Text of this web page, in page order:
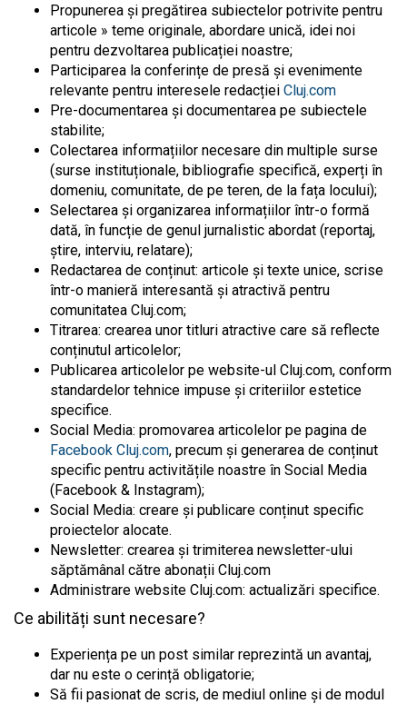
Propunerea și pregătirea subiectelor potrivite pentru
articole » teme originale, abordare unică, idei noi
pentru dezvoltarea publicației noastre;
Participarea la conferințe de presă și evenimente
relevante pentru interesele redacției Cluj.com
Pre-documentarea și documentarea pe subiectele
stabilite;
Colectarea informațiilor necesare din multiple surse
(surse instituționale, bibliografie specifică, experți în
domeniu, comunitate, de pe teren, de la fața locului);
Selectarea și organizarea informațiilor într-o formă
dată, în funcție de genul jurnalistic abordat (reportaj,
știre, interviu, relatare);
Redactarea de conținut: articole și texte unice, scrise
într-o manieră interesantă și atractivă pentru
comunitatea Cluj.com;
Titrarea: crearea unor titluri atractive care să reflecte
conținutul articolelor;
Publicarea articolelor pe website-ul Cluj.com, conform
standardelor tehnice impuse și criteriilor estetice
specifice.
Social Media: promovarea articolelor pe pagina de
Facebook Cluj.com, precum și generarea de conținut
specific pentru activitățile noastre în Social Media
(Facebook & Instagram);
Social Media: creare și publicare conținut specific
proiectelor alocate.
Newsletter: crearea și trimiterea newsletter-ului
săptămânal către abonații Cluj.com
Administrare website Cluj.com: actualizări specifice.
Ce abilități sunt necesare?
Experiența pe un post similar reprezintă un avantaj,
dar nu este o cerință obligatorie;
Să fii pasionat de scris, de mediul online și de modul